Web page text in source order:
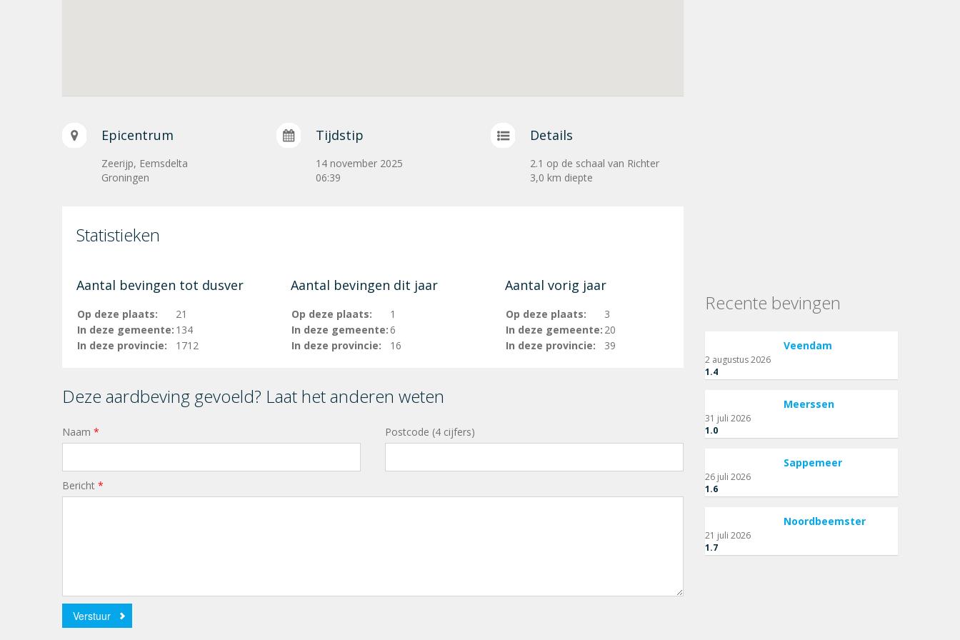
Epicentrum
Zeerijp, Eemsdelta
Groningen
Tijdstip
14 november 2025
06:39
Details
2.1 op de schaal van Richter
3,0 km diepte
Statistieken
Aantal bevingen tot dusver
Op deze plaats:
21
In deze gemeente: 134
In deze provincie:
1712
Aantal bevingen dit jaar
Op deze plaats:
1
In deze gemeente: 6
In deze provincie:
16
Aantal vorig jaar
Op deze plaats:
3
In deze gemeente: 20
In deze provincie:
39
Deze aardbeving gevoeld? Laat het anderen weten
Naam * Postcode (4 cijfers)
Bericht *
Verstuur
Recente bevingen
Veendam
2 augustus 2026
1.4
Meerssen
31 juli 2026
1.0
Sappemeer
26 juli 2026
1.6
Noordbeemster
21 juli 2026
1.7